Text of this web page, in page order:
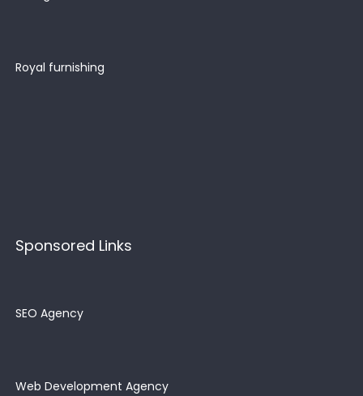
Royal furnishing
Sponsored Links
SEO Agency
Web Development Agency